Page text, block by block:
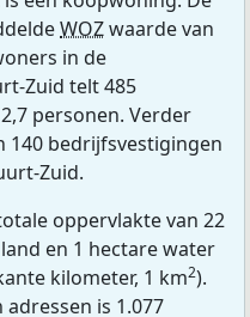
WOZwaarde van
in de
Zuid telt 485
personen. Verder
140 bedrijfsvestigingen
Zuid.
oppervlakte van 22
en 1 hectare water
kilometer, 1 km2).
is 1.077